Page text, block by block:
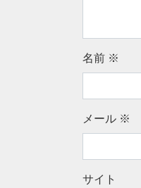
名前 ※
メール ※
サイト